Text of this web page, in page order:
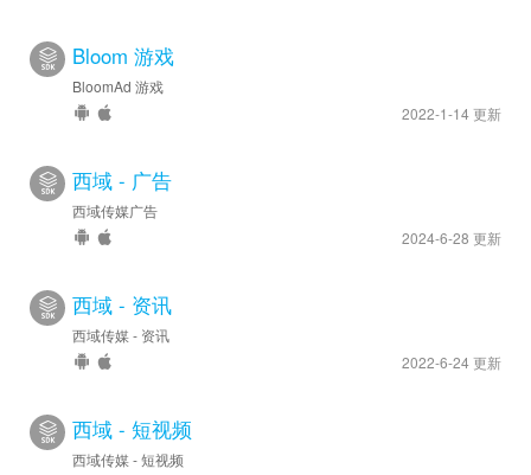
Bloom 游戏
BloomAd 游戏
2022-1-14 更新
西域 - 广告
西域传媒广告
2024-6-28 更新
西域 - 资讯
西域传媒 - 资讯
2022-6-24 更新
西域 - 短视频
西域传媒 - 短视频